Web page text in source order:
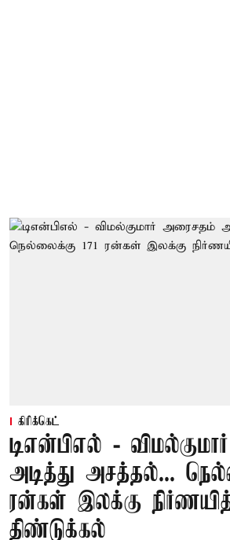
கிரிக்கெட்
டிஎன்பிஎல் -
அடித்து அசத்தல்...
ரன்கள் இலக்கு
திண்டுக்கல்